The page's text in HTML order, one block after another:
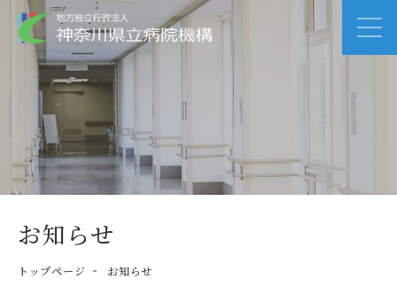
お知らせ
トップページ お知らせ